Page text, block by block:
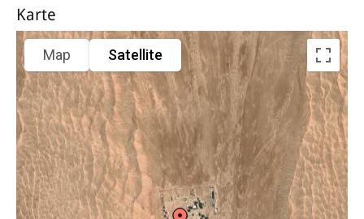
Karte
Map Satellite